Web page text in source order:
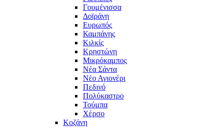
Γουμένισσα
Δοϊράνη
Ευρωπός
Καμπάνης
Κιλκίς
Κρηστώνη
Μικρόκαμπος
Νέα Σάντα
Νέο Αγιονέρι
Πεδινό
Πολύκαστρο
Τούμπα
Χέρσο
Κοζάνη